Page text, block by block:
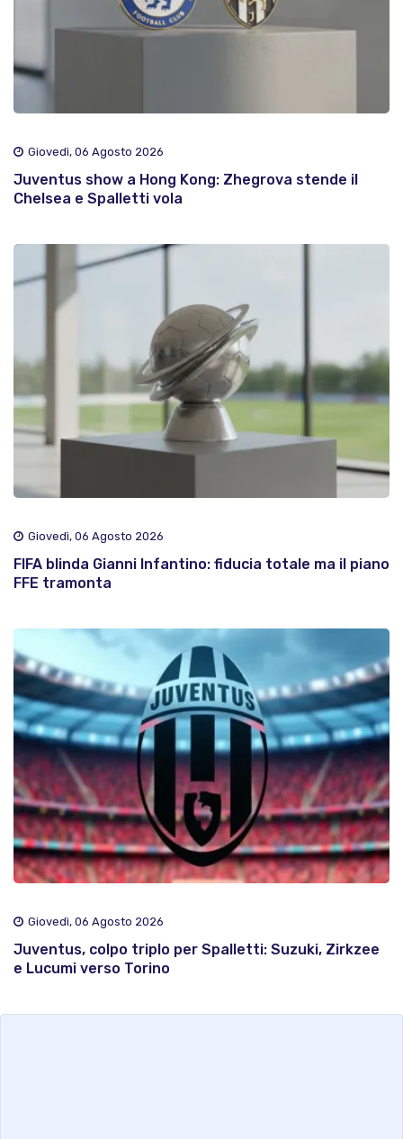
Giovedì, 06 Agosto 2026
Juventus show a Hong Kong: Zhegrova stende il
Chelsea e Spalletti vola
Giovedì, 06 Agosto 2026
FIFA blinda Gianni Infantino: fiducia totale ma il piano
FFE tramonta
Giovedì, 06 Agosto 2026
Juventus, colpo triplo per Spalletti: Suzuki, Zirkzee
e Lucumi verso Torino